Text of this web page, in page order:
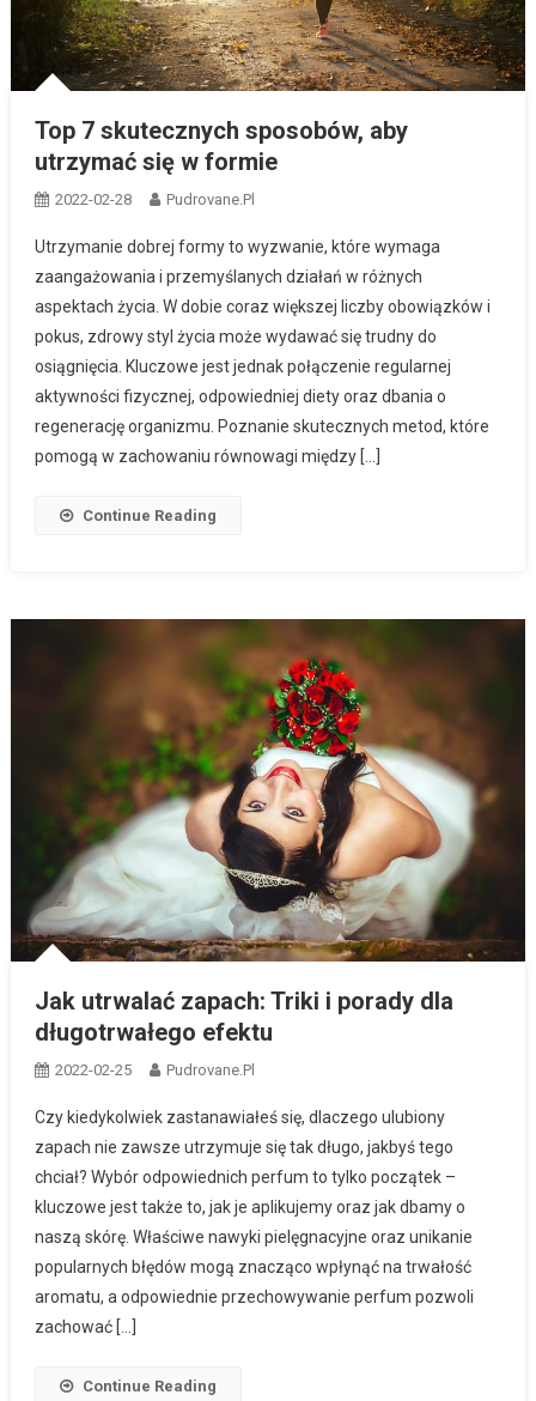
Top 7 skutecznych sposobów, aby
utrzymać się w formie
2022-02-28 Pudrovane.pl
Utrzymanie dobrej formy to wyzwanie, które wymaga
zaangażowania i przemyślanych działań w różnych
aspektach życia. W dobie coraz większej liczby obowiązków i
pokus, zdrowy styl życia może wydawać się trudny do
osiągnięcia. Kluczowe jest jednak połączenie regularnej
aktywności fizycznej, odpowiedniej diety oraz dbania o
regenerację organizmu. Poznanie skutecznych metod, które
pomogą w zachowaniu równowagi między […]
Continue Reading
Jak utrwalać zapach: Triki i porady dla
długotrwałego efektu
2022-02-25 Pudrovane.pl
Czy kiedykolwiek zastanawiałeś się, dlaczego ulubiony
zapach nie zawsze utrzymuje się tak długo, jakbyś tego
chciał? Wybór odpowiednich perfum to tylko początek –
kluczowe jest także to, jak je aplikujemy oraz jak dbamy o
naszą skórę. Właściwe nawyki pielęgnacyjne oraz unikanie
popularnych błędów mogą znacząco wpłynąć na trwałość
aromatu, a odpowiednie przechowywanie perfum pozwoli
zachować […]
Continue Reading